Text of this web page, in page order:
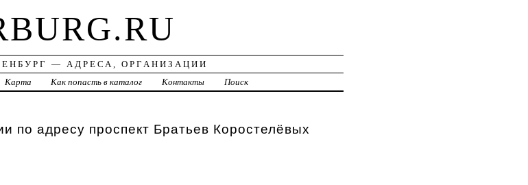
— АДРЕСА, ОРГАНИЗАЦИИ
Карта Как попасть в каталог Контакты Поиск
по адресу проспект Братьев Коростелёвых